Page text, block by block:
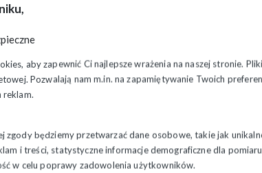
aby zapewnić Ci najlepsze wrażenia na naszej stronie.
Pozwalają nam m.in. na zapamiętywanie Twoich
reklam.
zgody będziemy przetwarzać dane osobowe, takie jak
i treści, statystyczne informacje demograficzne dla
w celu poprawy zadowolenia użytkowników.